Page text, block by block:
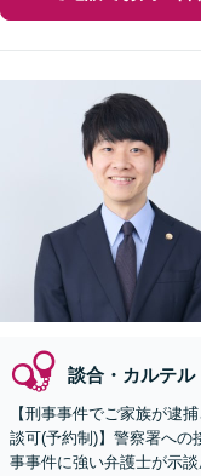
談合・カルテル
【刑事事件でご家族が逮
談可(予約制)】警察署への
事事件に強い弁護士が示